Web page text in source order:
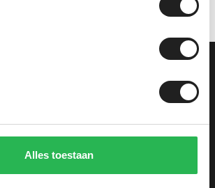
Alles toestaan